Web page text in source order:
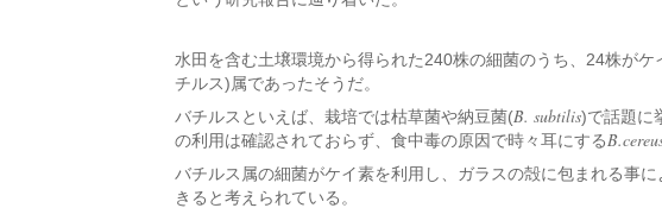
水田を含む土壌環境から得られた240株の細菌のうち、24株が
チルス)属であったそうだ。
バチルスといえば、栽培では枯草菌や納豆菌(B. subtilis)で話題に
の利用は確認されておらず、食中毒の原因で時々耳にする
バチルス属の細菌がケイ素を利用し、ガラスの殻に包まれる事
きると考えられている。